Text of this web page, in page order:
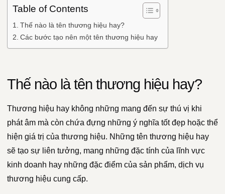
Table of Contents
Thế nào là tên thương hiệu hay?
Các bước tạo nên một tên thương hiệu hay
Thế nào là tên thương hiệu hay?
Thương hiệu hay không những mang đến sự thú vị khi
phát âm mà còn chứa đựng những ý nghĩa tốt đẹp hoặc thể
hiện giá trị của thương hiệu. Những tên thương hiệu hay
sẽ tạo sự liên tưởng, mang những đặc tính của lĩnh vực
kinh doanh hay những đặc điểm của sản phẩm, dịch vụ
thương hiệu cung cấp.